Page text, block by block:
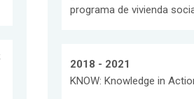
programa de vivienda
2018 - 2021
KNOW: Knowledge in